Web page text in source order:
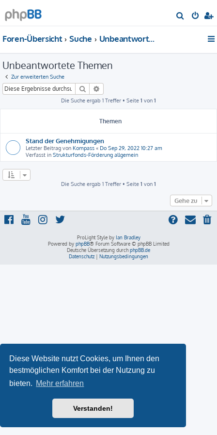
Diese Website nutzt Cookies, um Ihnen den
bestmöglichen Komfort bei der Nutzung zu
bieten. Mehr erfahren
Verstanden!
u
Foren-Übersicht Suche Unbeantwortete Themen
Unbeantwortete Themen
Zur erweiterten Suche
Suche
Die Suche ergab 1 Treffer • Seite 1 von 1
Themen
Stand der Genehmigungen
Letzter Beitrag von Kompass « Do Sep 29, 2022 10:27 am
Verfasst in Strukturfonds-Förderung allgemein
Die Suche ergab 1 Treffer • Seite 1 von 1
Gehe zu
ProLight Style by Ian Bradley
Powered by phpBB® Forum Software © phpBB Limited
Deutsche Übersetzung durch phpBB.de
Datenschutz | Nutzungsbedingungen